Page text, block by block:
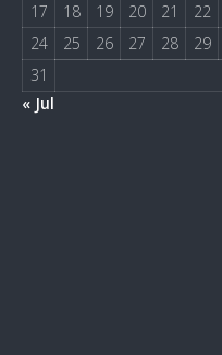
17
18 19 20 21 22
24
25 26 27 28 29
31
« Jul